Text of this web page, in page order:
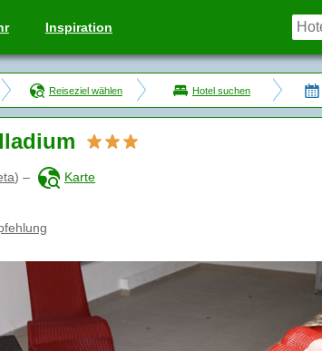
Inspiration
Reiseziel wählen Hotel suchen
) – Karte